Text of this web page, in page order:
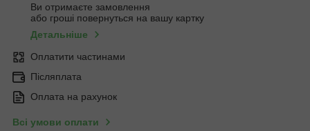
Ви отримаєте замовлення
або гроші повернуться на вашу картку
Детальніше
Оплатити частинами
Післяплата
Оплата на рахунок
Всі умови оплати